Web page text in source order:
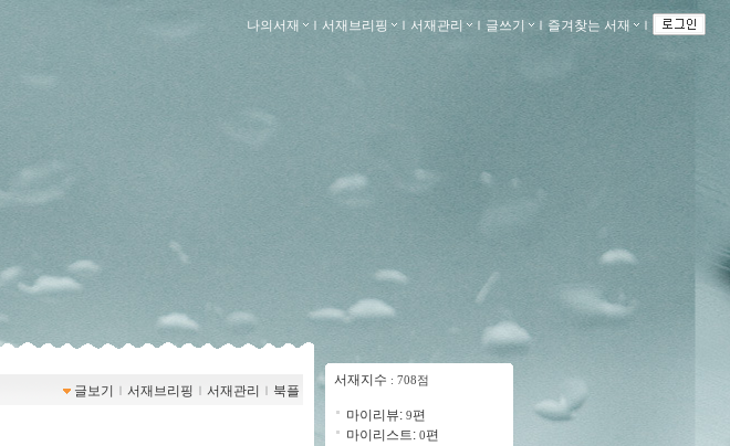
나의서재 ｌ 서재브리핑 ｌ 서재관리 ｌ 글쓰기 ｌ 즐겨찾는 서재 ｌ
글보기 ｌ 서재브리핑 ｌ 서재관리 ｌ 북플
서재지수 : 708점
마이리뷰: 9편
마이리스트: 0편